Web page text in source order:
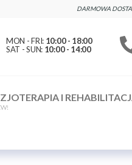
DARMOWA
MON - FRI: 10:00 - 18:00
SAT - SUN: 10:00 - 14:00
I